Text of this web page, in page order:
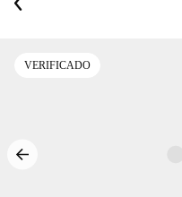
VERIFICADO